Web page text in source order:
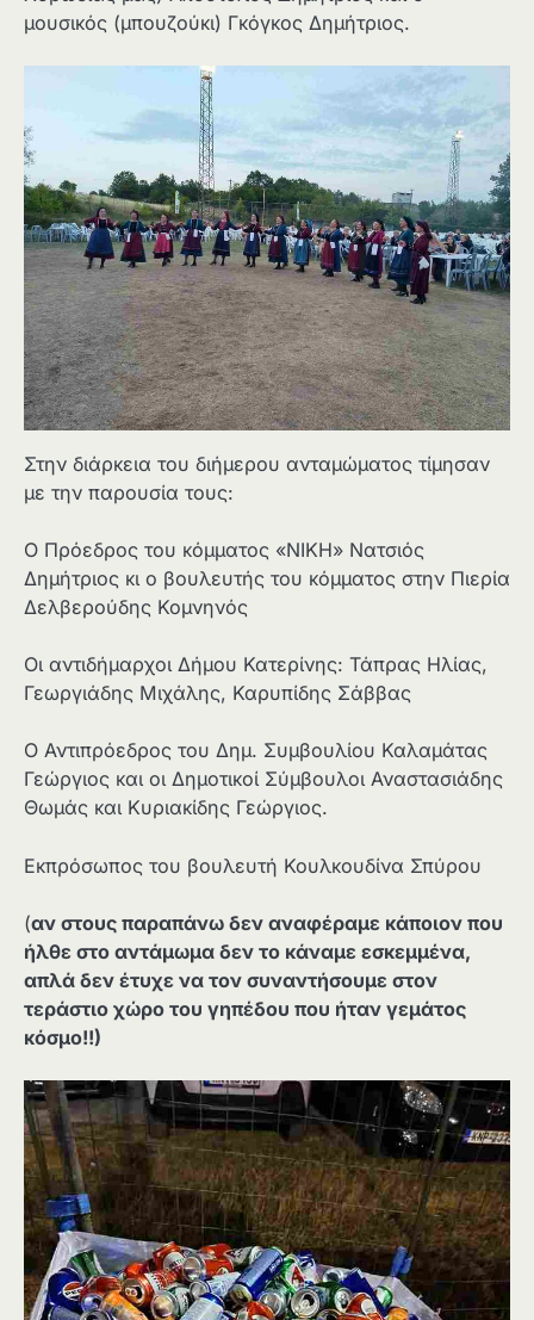
μουσικός (μπουζούκι) Γκόγκος Δημήτριος.
Στην διάρκεια του διήμερου ανταμώματος τίμησαν
με την παρουσία τους:
Ο Πρόεδρος του κόμματος «ΝΙΚΗ» Νατσιός
Δημήτριος κι ο βουλευτής του κόμματος στην Πιερία
Δελβερούδης Κομνηνός
Οι αντιδήμαρχοι Δήμου Κατερίνης: Τάπρας Ηλίας,
Γεωργιάδης Μιχάλης, Καρυπίδης Σάββας
Ο Αντιπρόεδρος του Δημ. Συμβουλίου Καλαμάτας
Γεώργιος και οι Δημοτικοί Σύμβουλοι Αναστασιάδης
Θωμάς και Κυριακίδης Γεώργιος.
Εκπρόσωπος του βουλευτή Κουλκουδίνα Σπύρου
(αν στους παραπάνω δεν αναφέραμε κάποιον που
ήλθε στο αντάμωμα δεν το κάναμε εσκεμμένα,
απλά δεν έτυχε να τον συναντήσουμε στον
τεράστιο χώρο του γηπέδου που ήταν γεμάτος
κόσμο!!)